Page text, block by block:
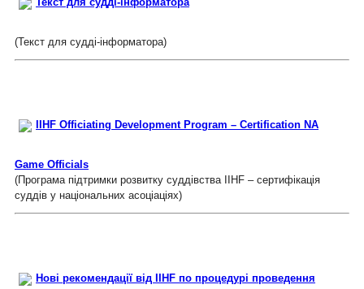
(Текст для судді-інформатора)
IIHF Officiating Development Program – Certification NA
Game Officials
(Програма підтримки розвитку суддівства IIHF – сертифікація
суддів у національних асоціаціях)
Нові рекомендації від IIHF по процедурі проведення